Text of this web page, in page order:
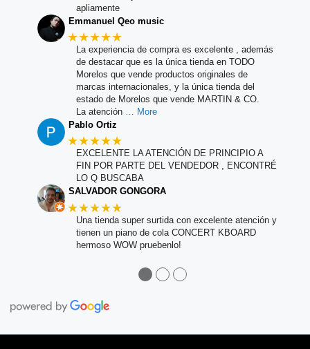
apliamente
Emmanuel Qeo music
★★★★★
La experiencia de compra es excelente , además
de destacar que es la única tienda en TODO
Morelos que vende productos originales de
marcas internacionales, y la única tienda del
estado de Morelos que vende MARTIN & CO.
La atención … More
Pablo Ortiz
★★★★★
EXCELENTE LA ATENCIÓN DE PRINCIPIO A
FIN POR PARTE DEL VENDEDOR , ENCONTRÉ
LO Q BUSCABA
SALVADOR GONGORA
★★★★★
Una tienda super surtida con excelente atención y
tienen un piano de cola CONCERT KBOARD
hermoso WOW pruebenlo!
●●●